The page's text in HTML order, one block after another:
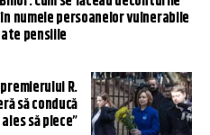
numele persoanelor vulnerabile
pensiile
R.
să conducă
să plece”